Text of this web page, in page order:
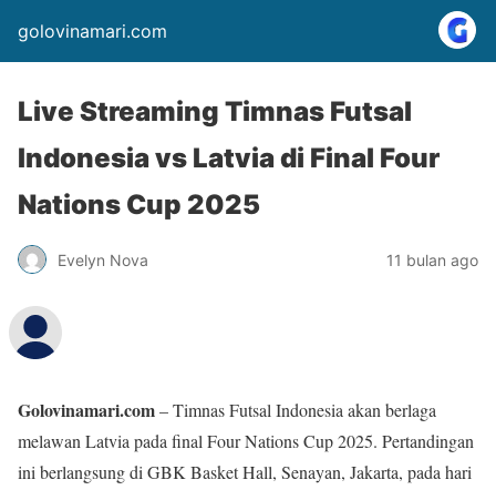
golovinamari.com
Live Streaming Timnas Futsal
Indonesia vs Latvia di Final Four
Nations Cup 2025
Evelyn Nova 11 bulan ago
Golovinamari.com– Timnas Futsal Indonesia akan berlaga
melawan Latvia pada final Four Nations Cup 2025. Pertandingan
ini berlangsung di GBK Basket Hall, Senayan, Jakarta, pada hari